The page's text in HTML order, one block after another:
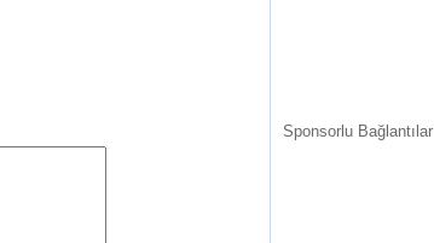
Sponsorlu Bağlantılar